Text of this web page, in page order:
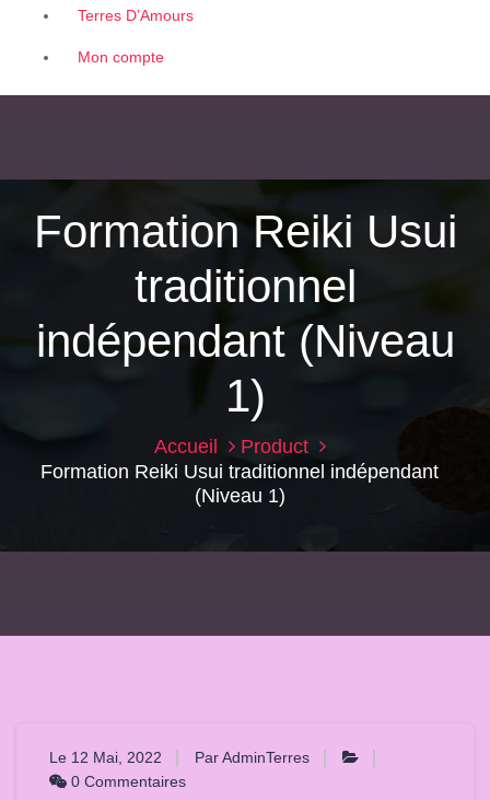
Terres D’Amours
Mon compte
Formation Reiki Usui
traditionnel
indépendant (Niveau
1)
Accueil
Product
Formation Reiki Usui traditionnel indépendant
(Niveau 1)
Le 12 Mai, 2022
Par AdminTerres
0 Commentaires